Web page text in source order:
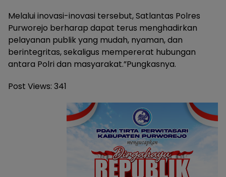
Melalui inovasi-inovasi tersebut, Satlantas Polres
Purworejo berharap dapat terus menghadirkan
pelayanan publik yang mudah, nyaman, dan
berintegritas, sekaligus mempererat hubungan
antara Polri dan masyarakat.”Pungkasnya.
Post Views: 341